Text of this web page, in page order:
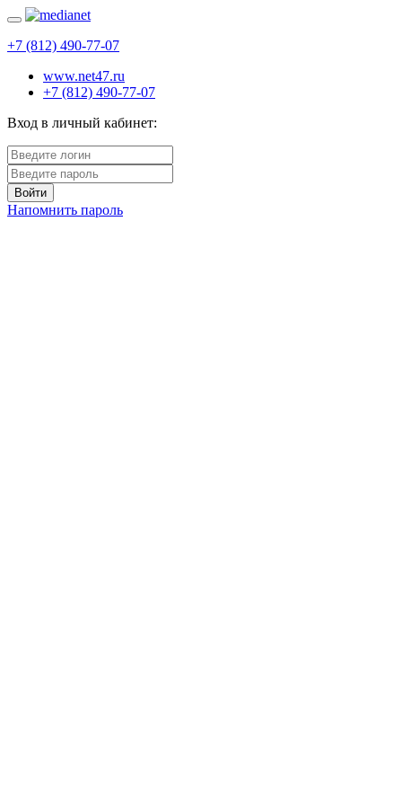
+7 (812) 490-77-07
www.net47.ru
+7 (812) 490-77-07
Вход в личный кабинет:
Войти
Напомнить пароль